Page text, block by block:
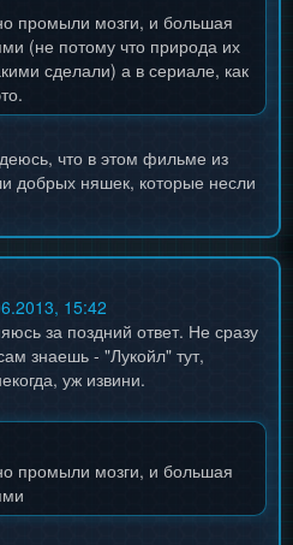
промыли мозги, и большая
(не потому что природа их
сделали) а в сериале, как
что в этом фильме из
добрых няшек, которые несли
15:42
за поздний ответ. Не сразу
знаешь - "Лукойл" тут,
уж извини.
промыли мозги, и большая